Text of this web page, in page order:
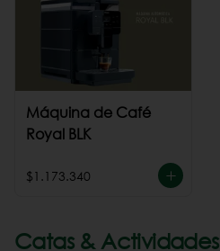
Máquina de Café
Royal BLK
$1.173.340
Catas & Actividades